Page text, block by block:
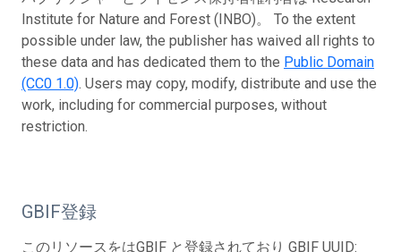
Institute for Nature and Forest (INBO)。 To the extent
possible under law, the publisher has waived all rights to
these data and has dedicated them to the Public Domain
(CC0 1.0). Users may copy, modify, distribute and use the
work, including for commercial purposes, without
restriction.
GBIF登録
このリソースをはGBIF と登録されており GBIF UUID: